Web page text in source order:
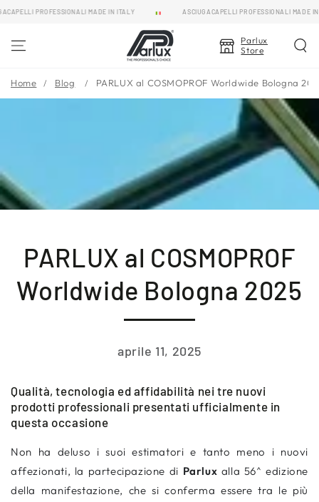
PASSA AL
PROFESSIONALI MADE IN ITALY ASCIUGACAPELLI PROFESSIONALI MADE IN
Parlux
Store
Home Blog PARLUX al COSMOPROF Worldwide Bologna
PARLUX al COSMOPROF
Worldwide Bologna 2025
aprile 11, 2025
Qualità, tecnologia ed affidabilità nei tre nuovi
prodotti professionali presentati ufficialmente in
questa occasione
Non ha deluso i suoi estimatori e tanto meno i nuovi
affezionati, la partecipazione di Parlux alla 56^ edizione
della manifestazione, che si conferma essere tra le più